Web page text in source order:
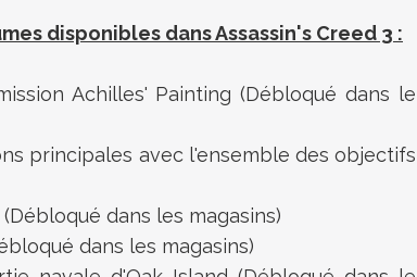
disponibles dans Assassin's Creed 3 :
Achilles' Painting (Débloqué dans le
principales avec l'ensemble des objectifs
dans les magasins)
dans les magasins)